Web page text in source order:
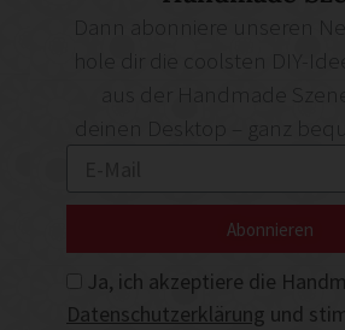
deinen Desktop – ganz
Ja, ich akzeptiere die
Datenschutzerklärung und
Abonnieren